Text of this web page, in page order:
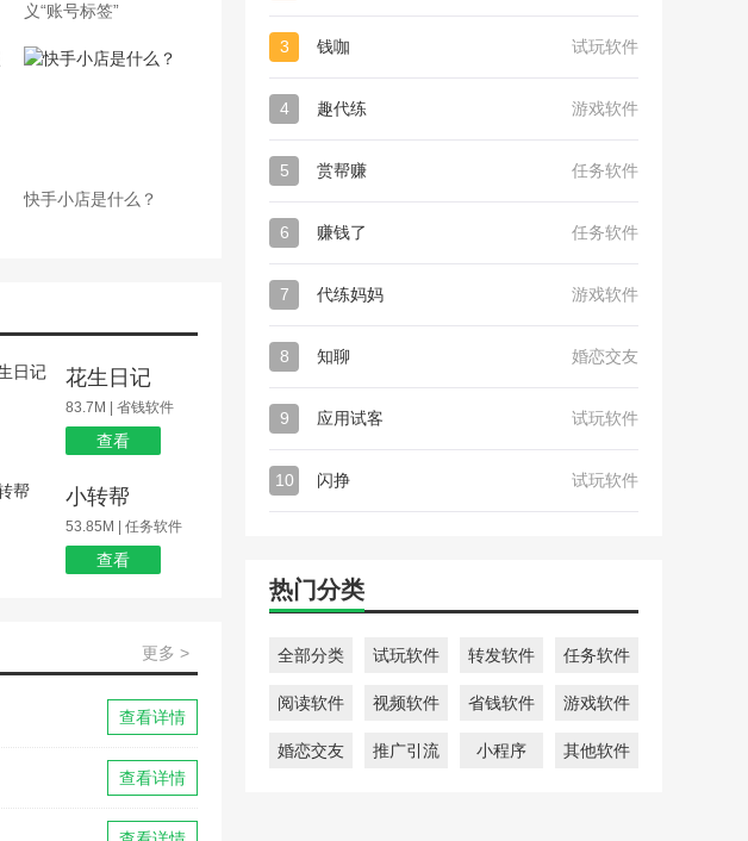
义“账号标签”
快手小店是什么？
花生日记
83.7M | 省钱软件
查看
小转帮
53.85M | 任务软件
查看
更多 >
查看详情
查看详情
3 钱咖 试玩软件
4 趣代练 游戏软件
5 赏帮赚 任务软件
6 赚钱了 任务软件
7 代练妈妈 游戏软件
8 知聊 婚恋交友
9 应用试客 试玩软件
10 闪挣 试玩软件
热门分类
全部分类 试玩软件 转发软件 任务软件
阅读软件 视频软件 省钱软件 游戏软件
婚恋交友 推广引流 小程序 其他软件